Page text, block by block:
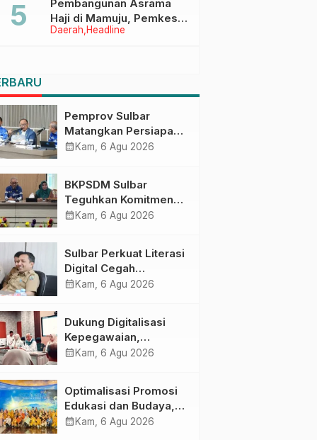
Daerah Headline
Pembangunan Asrama
Haji di Mamuju, Pemkesra
dan Kementerian Haji
Pemprov Sulbar
Matangkan Persiapan
HUT Ke-81 RI, Puncak
calendar_month Kam, 6 Agu 2026
BKPSDM Sulbar
Teguhkan Komitmen
Pengembangan
Penandatanganan
Perjanjian Tugas
Belajar 2026
calendar_month Kam, 6 Agu 2026
Sulbar Perkuat Literasi
Digital Cegah
Kejahatan Love
calendar_month Kam, 6 Agu 2026
Dukung Digitalisasi
Kepegawaian,
DPMPTSP Sulbar Siap
calendar_month Kam, 6 Agu 2026
Optimalisasi Promosi
Edukasi dan Budaya,
Anjungan Provinsi
calendar_month Kam, 6 Agu 2026